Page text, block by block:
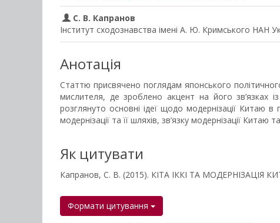
С. В. Капранов
Інститут сходознавства імені А. Ю. Кримського НАН
Анотація
Статтю присвячено поглядам японського
мислителя, де зроблено акцент на його зв’язках
розглянуто основні ідеї щодо модернізації Китаю
модернізації та її шляхів, зв’язку модернізації Китаю
Як цитувати
Капранов, С. В. (2015). КІТА ІККІ ТА МОДЕРНІЗАЦІЯ
Формати цитування